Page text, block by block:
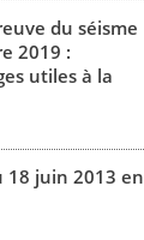
du séisme
2019 :
utiles à la
18 juin 2013 en